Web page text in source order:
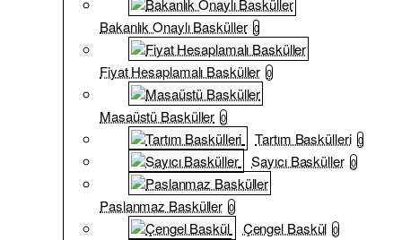
Bakanlık Onaylı Basküller 0
Fiyat Hesaplamalı Basküller 0
Masaüstü Basküller 0
Tartım Baskülleri 0
Sayıcı Basküller 0
Paslanmaz Basküller 0
Çengel Baskül 0